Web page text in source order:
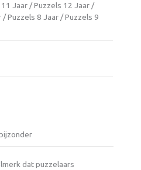
Jaar / Puzzels 12 Jaar /
/ Puzzels 8 Jaar / Puzzels 9
dat puzzelaars